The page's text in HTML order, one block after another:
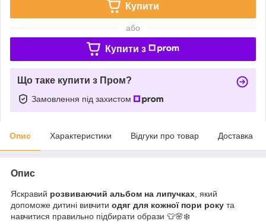
Купити
або
Купити з
Що таке купити з Пром?
Замовлення під захистом
Опис Характеристики Відгуки про товар Доставка
Опис
Яскравий розвиваючий альбом на липучках , який
допоможе дитині вивчити одяг для кожної пори року та
навчитися правильно підбирати образи 👕🌸❄️